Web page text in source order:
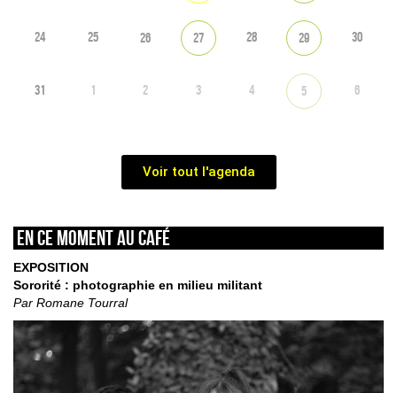
24 25 26 27 28 29 30
31 1 2 3 4 5 6
Voir tout l'agenda
En ce moment au café
EXPOSITION
Sororité : photographie en milieu militant
Par Romane Tourral